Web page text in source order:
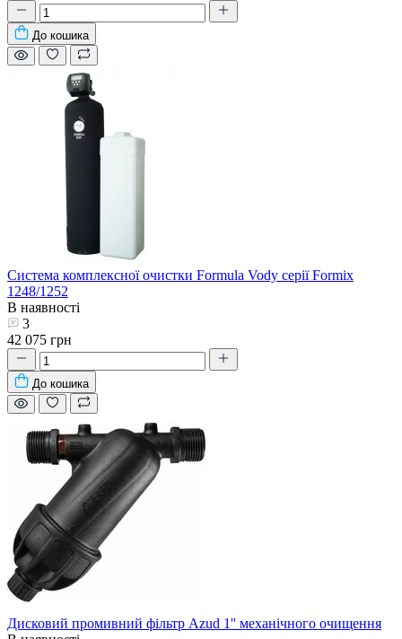
До кошика
Система комплексної очистки Formula Vody серії Formix
1248/1252
В наявності
3
42 075 грн
До кошика
Дисковий промивний фільтр Azud 1'' механічного очищення